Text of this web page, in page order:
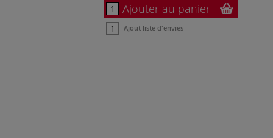
Ajouter au panier
Ajout liste d'envies